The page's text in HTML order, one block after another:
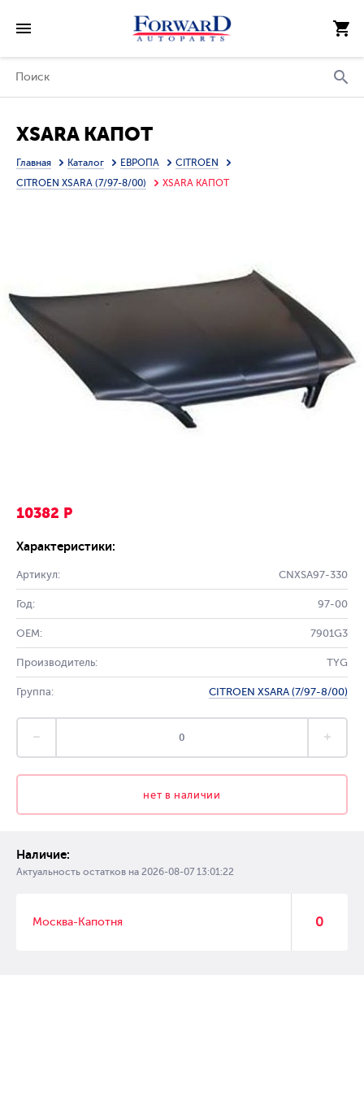
XSARA КАПОТ
Главная Каталог ЕВРОПА
CITROEN
CITROEN XSARA (7/97-8/00)
XSARA КАПОТ
10382 Р
Характеристики:
Артикул: CNXSA97-330
Год: 97-00
OEM: 7901G3
Производитель: TYG
Группа: CITROEN XSARA (7/97-8/00)
нет в наличии
Наличие:
Актуальность остатков на 2026-08-07 13:01:22
Москва-Капотня 0